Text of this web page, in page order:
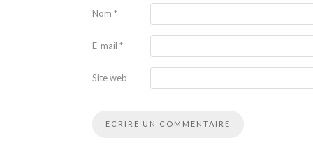
Nom *
E-mail *
Site web